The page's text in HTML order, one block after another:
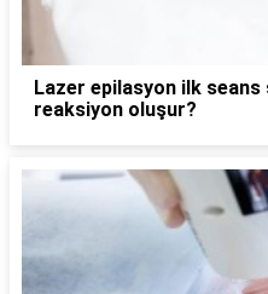
Lazer epilasyon ilk seans
reaksiyon oluşur?